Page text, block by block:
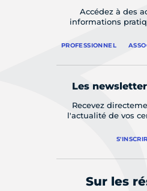
Accédez à des
informations
PROFESSIONNEL
Les
Recevez
l'actualité de vos
Sur les